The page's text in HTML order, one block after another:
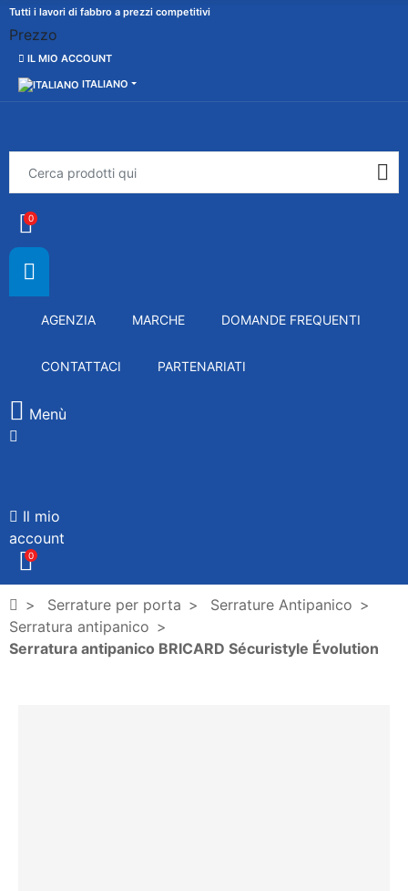
Tutti i lavori di fabbro a prezzi competitivi
Prezzo
IL MIO ACCOUNT
ITALIANO
0
AGENZIA MARCHE DOMANDE FREQUENTI
CONTATTACI PARTENARIATI
Menù
Il mio
account
0
Serrature per porta
Serrature Antipanico
Serratura antipanico
Serratura antipanico BRICARD Sécuristyle Évolution